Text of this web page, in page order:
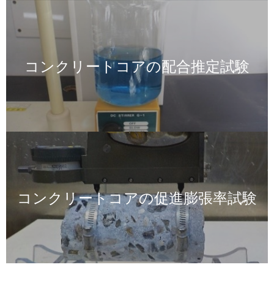
画
コンクリートコアの配合推定試験
コンクリートコアの促進膨張率試験